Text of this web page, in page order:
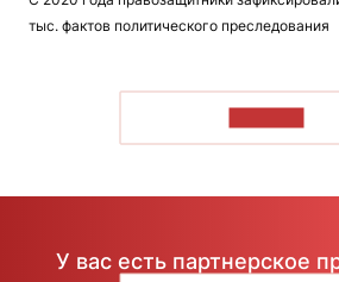
тыс. фактов политического преследования
У вас есть партнерское